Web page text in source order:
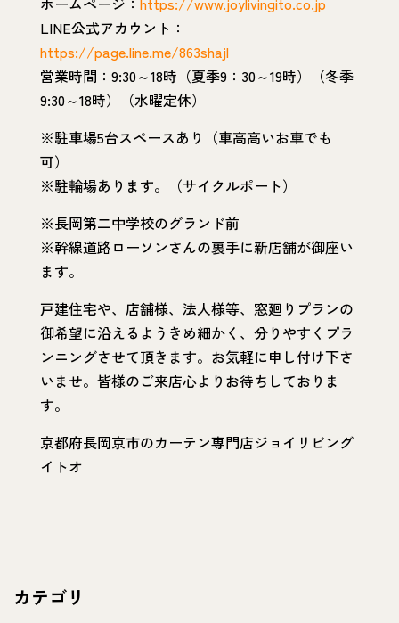
カテゴリ
LINE公式アカウント：
https://page.line.me/863shajl
営業時間：9:30～18時（夏季9：30～19時）（冬季
9:30～18時）（水曜定休）
※駐車場5台スペースあり（車高高いお車でも
可）
※駐輪場あります。（サイクルポート）
※長岡第二中学校のグランド前
※幹線道路ローソンさんの裏手に新店舗が御座い
ます。
戸建住宅や、店舗様、法人様等、窓廻りプランの
御希望に沿えるようきめ細かく、分りやすくプラ
ンニングさせて頂きます。お気軽に申し付け下さ
いませ。皆様のご来店心よりお待ちしておりま
す。
京都府長岡京市のカーテン専門店ジョイリビング
イトオ